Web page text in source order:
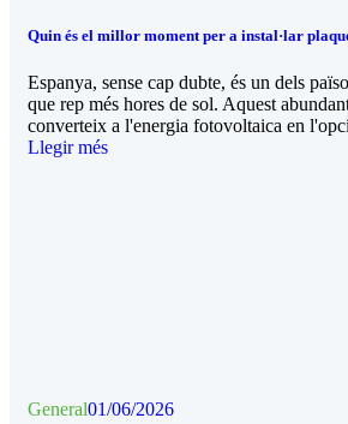
Quin és el millor moment per a instal·lar
Espanya, sense cap dubte, és un dels
que rep més hores de sol. Aquest
converteix a l'energia fotovoltaica en
Llegir més
General01/06/2026